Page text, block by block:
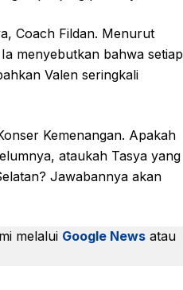
Coach Fildan. Menurut
menyebutkan bahwa setiap
Valen seringkali
Kemenangan. Apakah
ataukah Tasya yang
Jawabannya akan
melalui Google News atau